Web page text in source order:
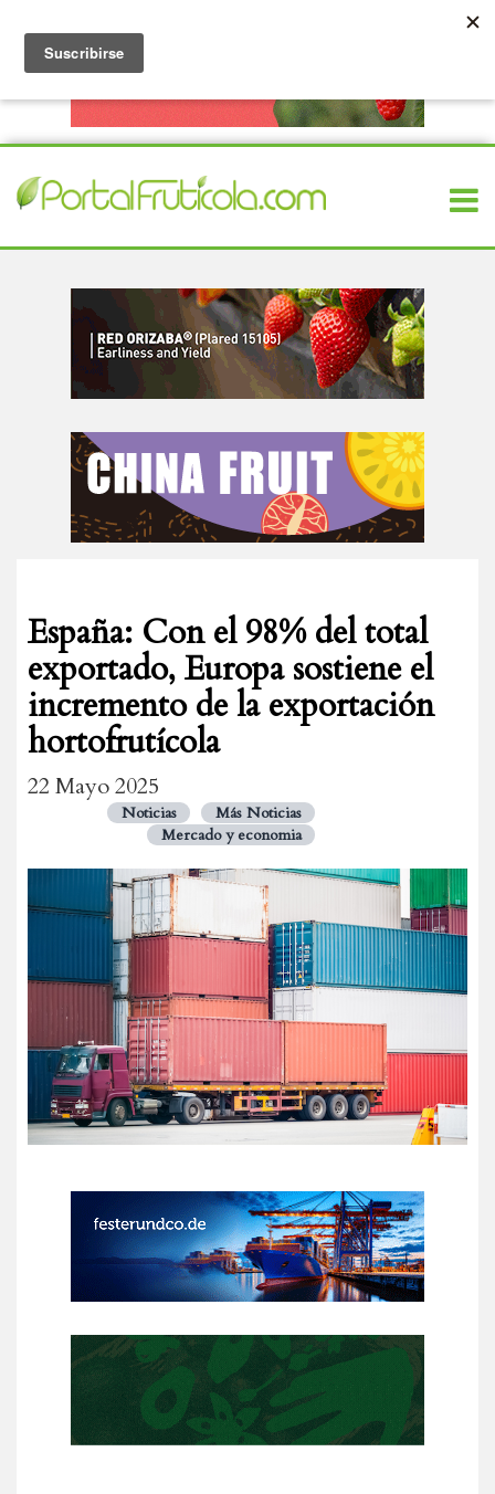
España: Con el 98% del total
exportado, Europa sostiene el
incremento de la exportación
hortofrutícola
22 Mayo 2025
Noticias
Más Noticias
Mercado y economia